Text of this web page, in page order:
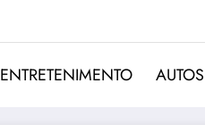
ENTRETENIMENTO AUTOS